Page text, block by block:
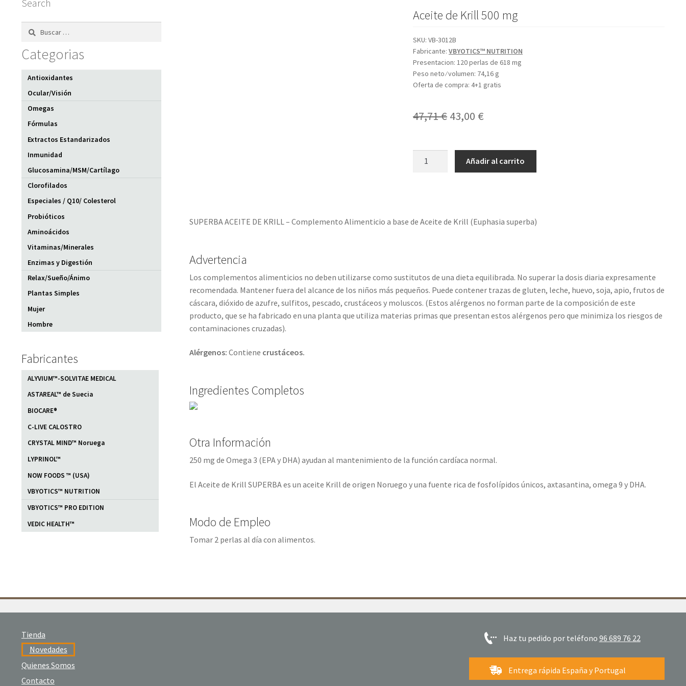
Aceite de Krill 500 mg
SKU: VB-3012B
Fabricante: VBYOTICS™ NUTRITION
Presentacion: 120 perlas de 618 mg
Peso neto ⁄ volumen: 74,16 g
Oferta de compra: 4+1 gratis
47,71€ El
original
era:
43,00 €
actual
es:
Añadir al carrito
SUPERBA ACEITE DE KRILL – Complemento Alimenticio a base de Aceite de Krill (Euphasia superba)
Advertencia
Los complementos alimenticios no deben utilizarse como sustitutos de una dieta equilibrada. No superar la dosis diaria expresamente
recomendada. Mantener fuera del alcance de los niños más pequeños. Puede contener trazas de gluten, leche, huevo, soja, apio, frutos de
cáscara, dióxido de azufre, sulfitos, pescado, crustáceos y moluscos. (Estos alérgenos no forman parte de la composición de este
producto, que se ha fabricado en una planta que utiliza materias primas que presentan estos alérgenos pero que minimiza los riesgos de
contaminaciones cruzadas).
Alérgenos: Contiene crustáceos.
Ingredientes Completos
Otra Información
250 mg de Omega 3 (EPA y DHA) ayudan al mantenimiento de la función cardíaca normal.
El Aceite de Krill SUPERBA es un aceite Krill de origen Noruego y una fuente rica de fosfolípidos únicos, axtasantina, omega 9 y DHA.
Modo de Empleo
Tomar 2 perlas al día con alimentos.
Search
Buscar:
Categorias
Antioxidantes
Ocular/Visión
Omegas
Fórmulas
Extractos Estandarizados
Inmunidad
Glucosamina/MSM/Cartílago
Clorofilados
Especiales / Q10/ Colesterol
Probióticos
Aminoácidos
Vitaminas/Minerales
Enzimas y Digestión
Relax/Sueño/Ánimo
Plantas Simples
Mujer
Hombre
Fabricantes
ALYVIUM™-SOLVITAE MEDICAL
ASTAREAL™ de Suecia
BIOCARE®
C-LIVE CALOSTRO
CRYSTAL MIND™ Noruega
LYPRINOL™
NOW FOODS ™ (USA)
VBYOTICS™ NUTRITION
VBYOTICS™ PRO EDITION
VEDIC HEALTH™
Tienda
Novedades
Quienes Somos
Contacto
Haz tu pedido por teléfono 96 689 76 22
Entrega rápida España y Portugal